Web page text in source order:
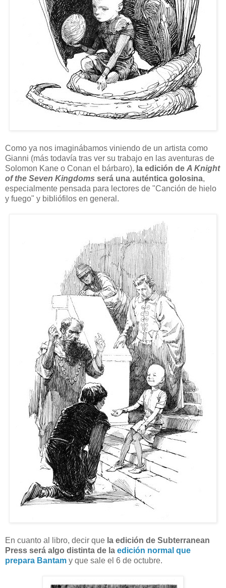
Como ya nos imaginábamos viniendo de un artista como
Gianni (más todavía tras ver su trabajo en las aventuras de
Solomon Kane o Conan el bárbaro), la edición de A Knight
of the Seven Kingdoms será una auténtica golosina,
especialmente pensada para lectores de "Canción de hielo
y fuego" y bibliófilos en general.
En cuanto al libro, decir que la edición de Subterranean
Press será algo distinta de la edición normal que
prepara Bantam y que sale el 6 de octubre.